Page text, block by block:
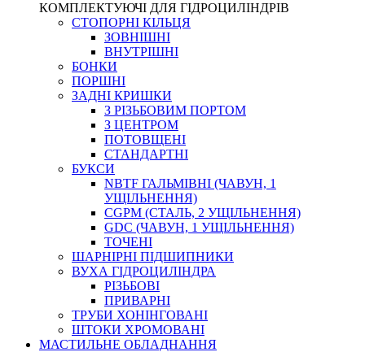
КОМПЛЕКТУЮЧІ ДЛЯ ГІДРОЦИЛІНДРІВ
СТОПОРНІ КІЛЬЦЯ
ЗОВНІШНІ
ВНУТРІШНІ
БОНКИ
ПОРШНІ
ЗАДНІ КРИШКИ
З РІЗЬБОВИМ ПОРТОМ
З ЦЕНТРОМ
ПОТОВЩЕНІ
СТАНДАРТНІ
БУКСИ
NBTF ГАЛЬМІВНІ (ЧАВУН, 1
УЩІЛЬНЕННЯ)
CGPM (СТАЛЬ, 2 УЩІЛЬНЕННЯ)
GDC (ЧАВУН, 1 УЩІЛЬНЕННЯ)
ТОЧЕНІ
ШАРНІРНІ ПІДШИПНИКИ
ВУХА ГІДРОЦИЛІНДРА
РІЗЬБОВІ
ПРИВАРНІ
ТРУБИ ХОНІНГОВАНІ
ШТОКИ ХРОМОВАНІ
МАСТИЛЬНЕ ОБЛАДНАННЯ